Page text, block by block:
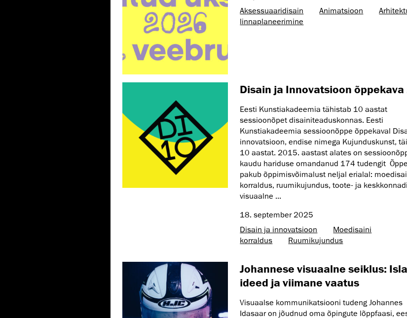
Aksessuaaridisain
Animatsioon
linnaplaneerimine
Disain ja Innovatsioon õppekava
Eesti Kunstiakadeemia tähistab 10 aastat
sessioonõpet disainiteaduskonnas. Eesti
Kunstiakadeemia sessioonõppe õppekaval
innovatsioon, endise nimega Kujunduskunst,
10 aastat. 2015. aastast alates on
kaudu hariduse omandanud 174 tudengit
pakub õppimisvõimalust neljal erialal:
korraldus, ruumikujundus, toote- ja
visuaalne ...
18. september 2025
Disain ja innovatsioon
Moedisaini
korraldus
Ruumikujundus
Johannese visuaalne seiklus:
ideed ja viimane vaatus
Visuaalse kommunikatsiooni tudeng Johannes
Idasaar on jõudnud oma õpingute lõppfaasi,